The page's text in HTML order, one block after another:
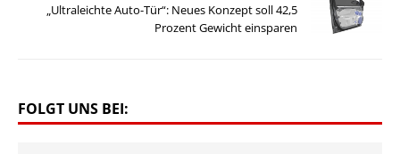
„Ultraleichte Auto-Tür“: Neues Konzept soll 42,5
Prozent Gewicht einsparen
FOLGT UNS BEI: